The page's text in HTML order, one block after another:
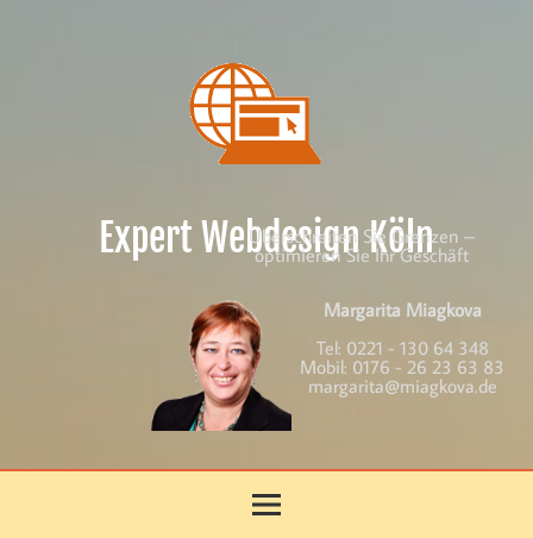
Expert Webdesign Köln
Überschreiten Sie Grenzen –
optimieren Sie Ihr Geschäft
Margarita Miagkova
Tel: 0221 - 130 64 348
Mobil: 0176 - 26 23 63 83
margarita@miagkova.de